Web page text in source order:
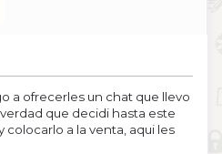
a ofrecerles un chat que llevo
que decidi hasta este
colocarlo a la venta, aqui les